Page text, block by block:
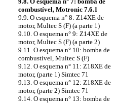
combustível, Motronic 7.6.1
9.9. O esquema n° 8: Z14XE de
motor, Multec S (F) (a parte 1)
9.10. O esquema n° 9: Z14XE de
motor, Multec S (F) (a parte 2)
9.11. O esquema n° 10: bomba de
combustível, Multec S (F)
9.12. O esquema n° 11: Z18XE de
motor, (parte 1) Simtec 71
9.13. O esquema n° 12: Z18XE de
motor, (parte 2) Simtec 71
9.14. O esquema n° 13: bomba de